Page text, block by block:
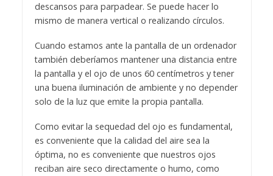
descansos para parpadear. Se puede hacer lo
mismo de manera vertical o realizando círculos.
Cuando estamos ante la pantalla de un ordenador
también deberíamos mantener una distancia entre
la pantalla y el ojo de unos 60 centímetros y tener
una buena iluminación de ambiente y no depender
solo de la luz que emite la propia pantalla.
Como evitar la sequedad del ojo es fundamental,
es conveniente que la calidad del aire sea la
óptima, no es conveniente que nuestros ojos
reciban aire seco directamente o humo, como